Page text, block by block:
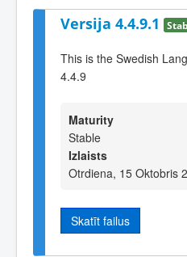
Versija 4.4.9.1
This is the Swedish
4.4.9
Maturity
Stable
Izlaists
Otrdiena, 15 Oktobris
Skatīt failus